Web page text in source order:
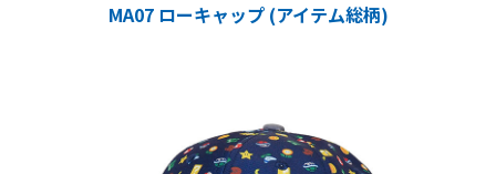
MA07 ローキャップ (アイテム総柄)